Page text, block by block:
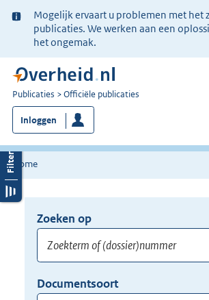
Ter
informatie:
Mogelijk ervaart u problemen met het
publicaties. We werken aan een
het ongemak.
U
bent
nu
hier:
Publicaties Officiële publicaties
Inloggen
Home
Opnieuw
zoeken:
Zoeken op
of
hier
Documentsoort